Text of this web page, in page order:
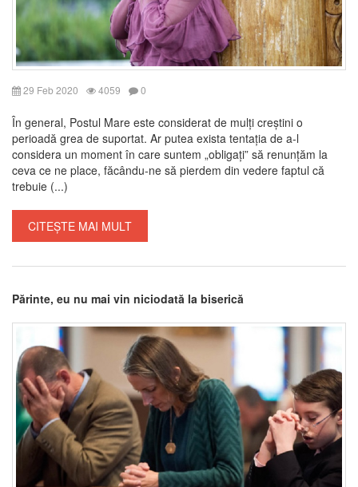
29 Feb 2020 4059 0
În general, Postul Mare este considerat de mulți creștini o
perioadă grea de suportat. Ar putea exista tentația de a-l
considera un moment în care suntem „obligați” să renunțăm la
ceva ce ne place, făcându-ne să pierdem din vedere faptul că
trebuie (...)
CITEȘTE MAI MULT
Părinte, eu nu mai vin niciodată la biserică